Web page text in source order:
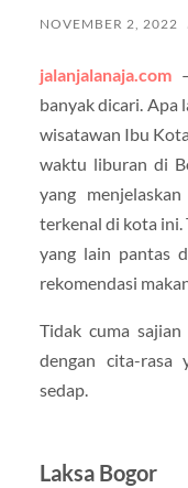
NOVEMBER 2, 2022
jalanjalanaja.com–
banyak dicari. Apa
wisatawan Ibu
waktu liburan di
yang
terkenal di kota ini.
yang lain pantas
rekomendasi
Tidak cuma
dengan cita-rasa
sedap.
Laksa Bogor